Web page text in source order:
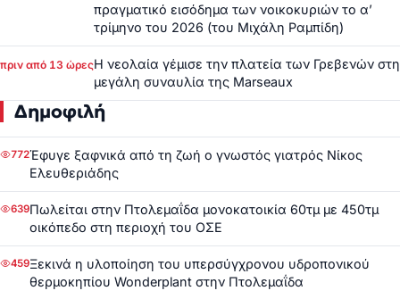
πραγματικό εισόδημα των νοικοκυριών το α’
τρίμηνο του 2026 (του Μιχάλη Ραμπίδη)
πριν από 13 ώρεςΗ νεολαία γέμισε την πλατεία των Γρεβενών στη
μεγάλη συναυλία της Marseaux
Δημοφιλή
772Έφυγε ξαφνικά από τη ζωή ο γνωστός γιατρός Νίκος
Ελευθεριάδης
639Πωλείται στην Πτολεμαΐδα μονοκατοικία 60τμ με 450τμ
οικόπεδο στη περιοχή του ΟΣΕ
459Ξεκινά η υλοποίηση του υπερσύγχρονου υδροπονικού
θερμοκηπίου Wonderplant στην Πτολεμαΐδα